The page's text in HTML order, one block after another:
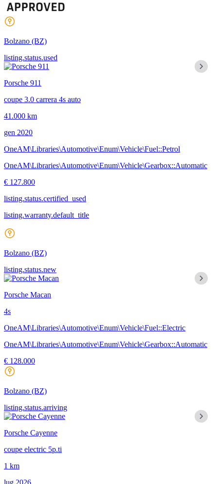
Bolzano (BZ)
listing.status.used
Porsche 911
coupe 3.0 carrera 4s auto
41.000 km
gen 2020
OneAM\Libraries\Automotive\Enum\Vehicle\Fuel::Petrol
OneAM\Libraries\Automotive\Enum\Vehicle\Gearbox::Automatic
€ 127.800
listing.status.certified_used
listing.warranty.default_title
Bolzano (BZ)
listing.status.new
Porsche Macan
4s
OneAM\Libraries\Automotive\Enum\Vehicle\Fuel::Electric
OneAM\Libraries\Automotive\Enum\Vehicle\Gearbox::Automatic
€ 128.000
Bolzano (BZ)
listing.status.arriving
Porsche Cayenne
coupe electric 5p.ti
1 km
lug 2026